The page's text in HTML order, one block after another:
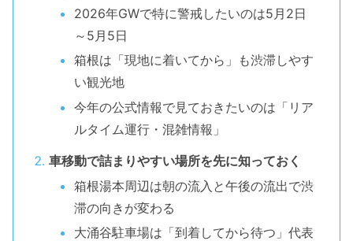
2026年GWで特に警戒したいのは5月2日
～5月5日
箱根は「現地に着いてから」も渋滞しやす
い観光地
今年の公式情報で見ておきたいのは「リア
ルタイム運行・混雑情報」
車移動で詰まりやすい場所を先に知っておく
箱根湯本周辺は朝の流入と午後の流出で渋
滞の向きが変わる
大涌谷駐車場は「到着してから待つ」代表